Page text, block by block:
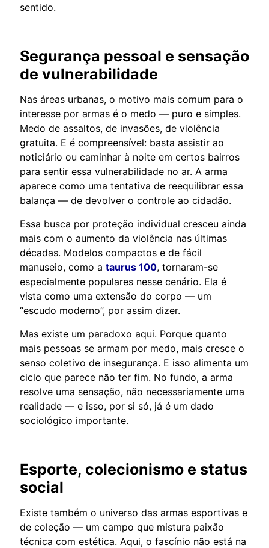
sentido.
Segurança pessoal e sensação
de vulnerabilidade
Nas áreas urbanas, o motivo mais comum para o
interesse por armas é o medo — puro e simples.
Medo de assaltos, de invasões, de violência
gratuita. E é compreensível: basta assistir ao
noticiário ou caminhar à noite em certos bairros
para sentir essa vulnerabilidade no ar. A arma
aparece como uma tentativa de reequilibrar essa
balança — de devolver o controle ao cidadão.
Essa busca por proteção individual cresceu ainda
mais com o aumento da violência nas últimas
décadas. Modelos compactos e de fácil
manuseio, como a taurus 100, tornaram-se
especialmente populares nesse cenário. Ela é
vista como uma extensão do corpo — um
“escudo moderno”, por assim dizer.
Mas existe um paradoxo aqui. Porque quanto
mais pessoas se armam por medo, mais cresce o
senso coletivo de insegurança. E isso alimenta um
ciclo que parece não ter fim. No fundo, a arma
resolve uma sensação, não necessariamente uma
realidade — e isso, por si só, já é um dado
sociológico importante.
Esporte, colecionismo e status
social
Existe também o universo das armas esportivas e
de coleção — um campo que mistura paixão
técnica com estética. Aqui, o fascínio não está na